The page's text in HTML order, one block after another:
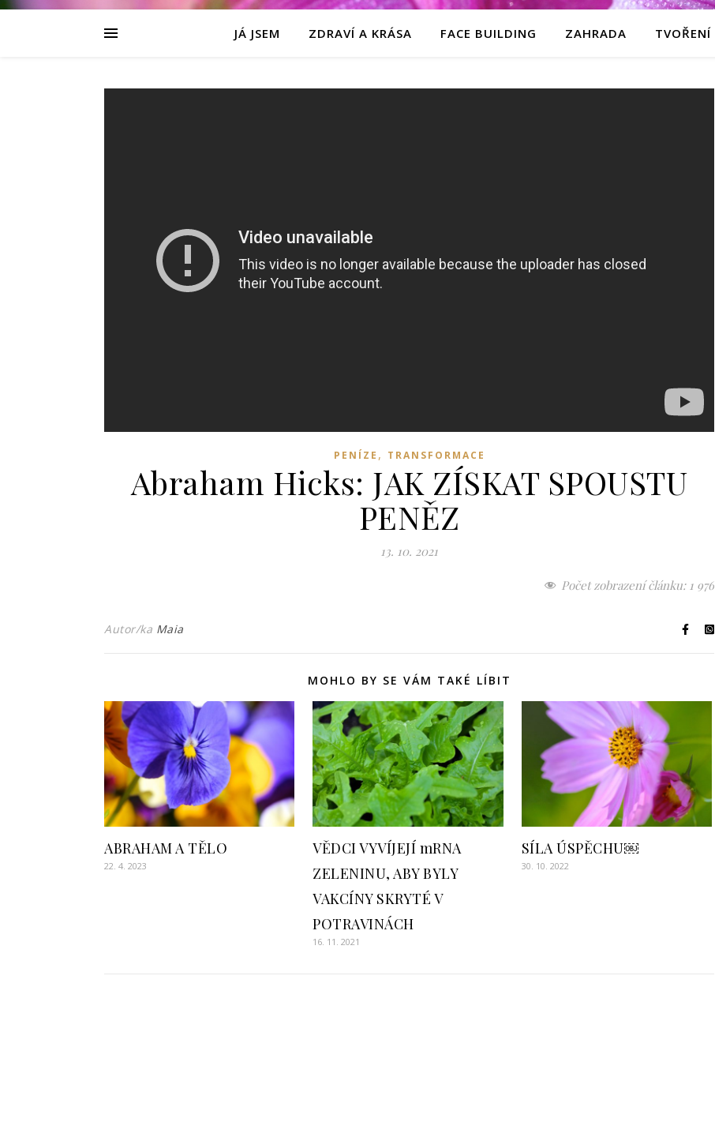
JÁ JSEM ZDRAVÍ A KRÁSA FACE BUILDING ZAHRADA TVOŘENÍ
PENÍZE , TRANSFORMACE
Abraham Hicks: JAK ZÍSKAT SPOUSTU
PENĚZ
13. 10. 2021
Počet zobrazení článku: 1 976
Autor/ka Maia
MOHLO BY SE VÁM TAKÉ LÍBIT
ABRAHAM A TĚLO
22. 4. 2023
VĚDCI VYVÍJEJÍ mRNA
ZELENINU, ABY BYLY
VAKCÍNY SKRYTÉ V
POTRAVINÁCH
16. 11. 2021
SÍLA ÚSPĚCHU￼
30. 10. 2022